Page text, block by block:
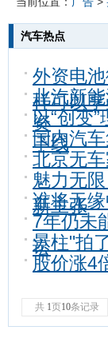
汽车热点
外资电
样可以
北汽新
资
以“创变
下线
国内汽
北京无
魅力无
新主张
谁将无
7年仍未
讼
景柱"拍
股价涨4
共 1页10条记录